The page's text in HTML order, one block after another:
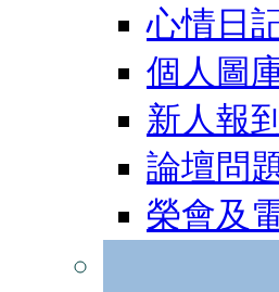
心情日
個人圖
新人報
論壇問
榮會及